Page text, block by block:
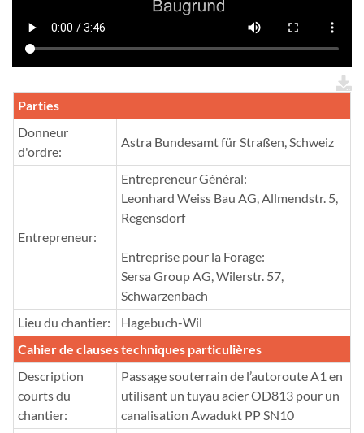
Parties
Donneur
d'ordre:
Astra Bundesamt für Straßen, Schweiz
Entrepreneur:
Entrepreneur Général:
Leonhard Weiss Bau AG, Allmendstr. 5,
Regensdorf
Entreprise pour la Forage:
Sersa Group AG, Wilerstr. 57,
Schwarzenbach
Lieu du chantier:
Hagebuch-Wil
Cahier de clauses techniques particulières
Description
courts du
chantier:
Passage souterrain de l’autoroute A1 en
utilisant un tuyau acier OD813 pour un
canalisation Awadukt PP SN10